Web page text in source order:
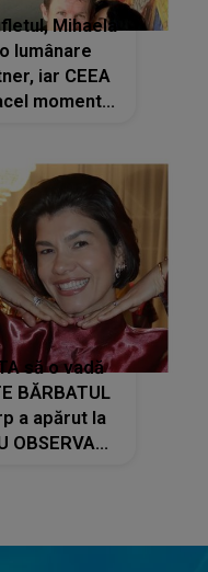
Mihaela
lumânare
iar CEEA
moment i-
să o vadă
BĂRBATUL
a apărut la
OBSERVAT